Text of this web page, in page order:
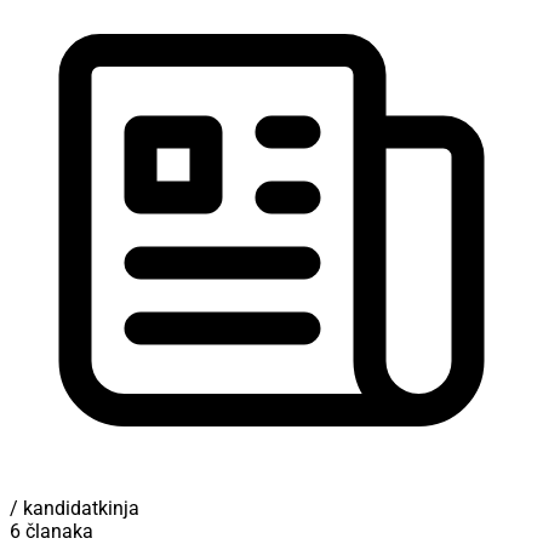
/ kandidatkinja
6 članaka